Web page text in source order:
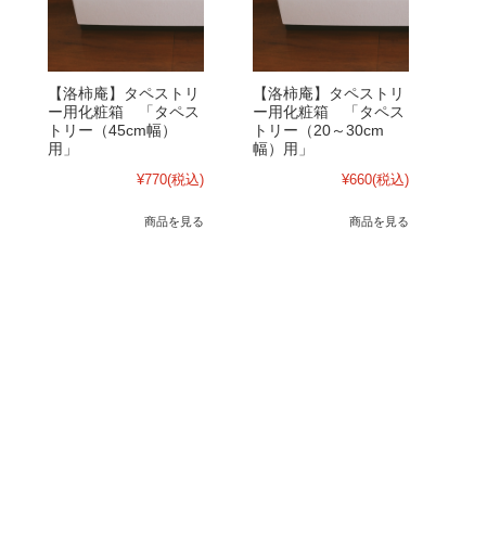
【洛柿庵】タペストリ
ー用化粧箱 「タペス
トリー（45cm幅）
用」
¥770(税込)
商品を見る
【洛柿庵】タペストリ
ー用化粧箱 「タペス
トリー（20～30cm
幅）用」
¥660(税込)
商品を見る